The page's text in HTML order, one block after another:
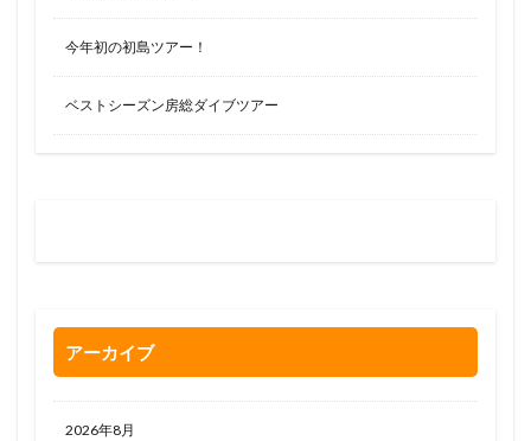
今年初の初島ツアー！
ベストシーズン房総ダイブツアー
アーカイブ
2026年8月